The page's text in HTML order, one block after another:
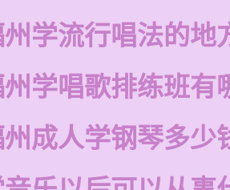
学流行唱法的地
学唱歌排练班有
成人学钢琴多少